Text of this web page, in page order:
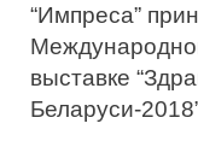
“Импреса”
выставке
Беларуси-